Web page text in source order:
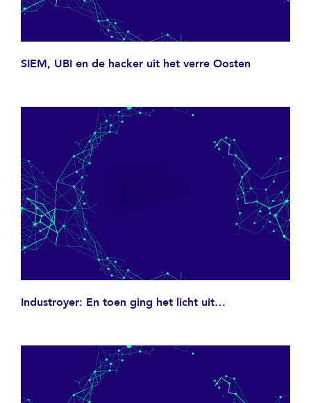
SIEM, UBI en de hacker uit het verre Oosten
Industroyer: En toen ging het licht uit…